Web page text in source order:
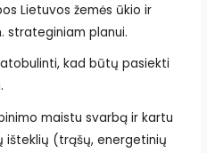
Lietuvos žemės ūkio ir
strateginiam planui.
kad būtų pasiekti
maistu svarbą ir kartu
išteklių (trąšų, energetinių